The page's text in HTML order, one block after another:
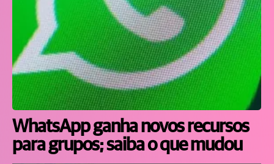
WhatsApp ganha novos recursos
para grupos; saiba o que mudou